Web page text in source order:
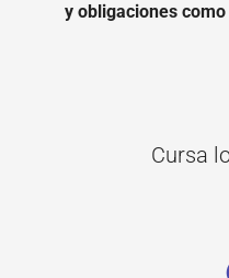
y obligaciones
Cursa